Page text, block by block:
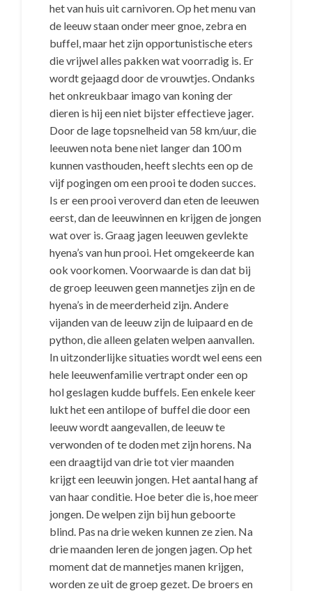
het van huis uit carnivoren. Op het menu van
de leeuw staan onder meer gnoe, zebra en
buffel, maar het zijn opportunistische eters
die vrijwel alles pakken wat voorradig is. Er
wordt gejaagd door de vrouwtjes. Ondanks
het onkreukbaar imago van koning der
dieren is hij een niet bijster effectieve jager.
Door de lage topsnelheid van 58 km/uur, die
leeuwen nota bene niet langer dan 100 m
kunnen vasthouden, heeft slechts een op de
vijf pogingen om een prooi te doden succes.
Is er een prooi veroverd dan eten de leeuwen
eerst, dan de leeuwinnen en krijgen de jongen
wat over is. Graag jagen leeuwen gevlekte
hyena’s van hun prooi. Het omgekeerde kan
ook voorkomen. Voorwaarde is dan dat bij
de groep leeuwen geen mannetjes zijn en de
hyena’s in de meerderheid zijn. Andere
vijanden van de leeuw zijn de luipaard en de
python, die alleen gelaten welpen aanvallen.
In uitzonderlijke situaties wordt wel eens een
hele leeuwenfamilie vertrapt onder een op
hol geslagen kudde buffels. Een enkele keer
lukt het een antilope of buffel die door een
leeuw wordt aangevallen, de leeuw te
verwonden of te doden met zijn horens. Na
een draagtijd van drie tot vier maanden
krijgt een leeuwin jongen. Het aantal hang af
van haar conditie. Hoe beter die is, hoe meer
jongen. De welpen zijn bij hun geboorte
blind. Pas na drie weken kunnen ze zien. Na
drie maanden leren de jongen jagen. Op het
moment dat de mannetjes manen krijgen,
worden ze uit de groep gezet. De broers en